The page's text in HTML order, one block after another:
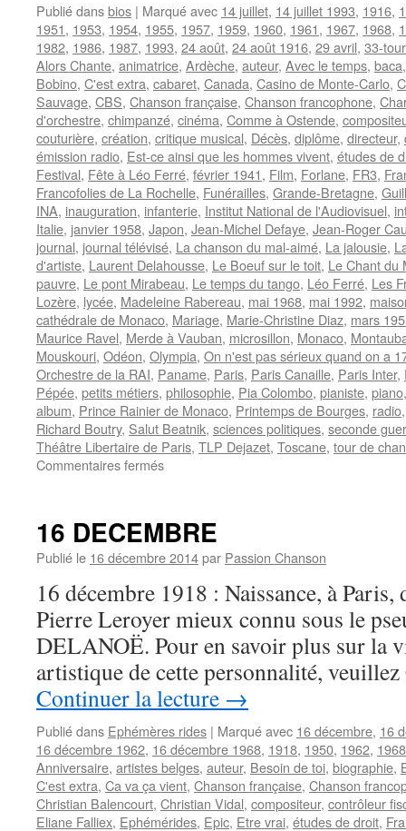
Publié dansbios | Marqué avec 14 juillet, 14 juillet 1993, 1916,
1951, 1953, 1954, 1955, 1957, 1959, 1960, 1961, 1967, 1968,
1982, 1986, 1987, 1993, 24 août, 24 août 1916, 29 avril, 33-
Alors Chante, animatrice, Ardèche, auteur, Avec le temps, baca
Bobino, C'est extra, cabaret, Canada, Casino de Monte-Carlo,
Sauvage, CBS, Chanson française, Chanson francophone,
d'orchestre, chimpanzé, cinéma, Comme à Ostende,
couturière, création, critique musical, Décès, diplôme, directeur,
émission radio, Est-ce ainsi que les hommes vivent, études de
Festival, Fête à Léo Ferré, février 1941, Film, Forlane, FR3,
Francofolies de La Rochelle, Funérailles, Grande-Bretagne,
INA, inauguration, infanterie, Institut National de l'Audiovisuel,
Italie, janvier 1958, Japon, Jean-Michel Defaye, Jean-Roger
journal, journal télévisé, La chanson du mal-aimé, La jalousie,
d'artiste, Laurent Delahousse, Le Boeuf sur le toit, Le Chant du
pauvre, Le pont Mirabeau, Le temps du tango, Léo Ferré, Les
Lozère, lycée, Madeleine Rabereau, mai 1968, mai 1992,
cathédrale de Monaco, Mariage, Marie-Christine Diaz, mars
Maurice Ravel, Merde à Vauban, microsillon, Monaco,
Mouskouri, Odéon, Olympia, On n'est pas sérieux quand on a
Orchestre de la RAI, Paname, Paris, Paris Canaille, Paris Inter,
Pépée, petits métiers, philosophie, Pia Colombo, pianiste, piano
album, Prince Rainier de Monaco, Printemps de Bourges, radio
Richard Boutry, Salut Beatnik, sciences politiques, seconde
Théâtre Libertaire de Paris, TLP Dejazet, Toscane, tour de
Commentaires ferméssur
16 DECEMBRE
Publié le 16 décembre 2014par Passion Chanson
16 décembre 1918 : Naissance, à
Pierre Leroyer mieux connu sous le
DELANOË. Pour en savoir plus sur la
artistique de cette personnalité,
Continuer la lecture →
Publié dans Ephémères rides | Marqué avec 16 décembre, 16
16 décembre 1962, 16 décembre 1968, 1918, 1950, 1962, 1968
Anniversaire, artistes belges, auteur, Besoin de toi, biographie,
C'est extra, Ca va ça vient, Chanson française, Chanson
Christian Balencourt, Christian Vidal, compositeur, contrôleur
Eliane Falliex, Ephémérides, Epic, Etre vrai, études de droit,